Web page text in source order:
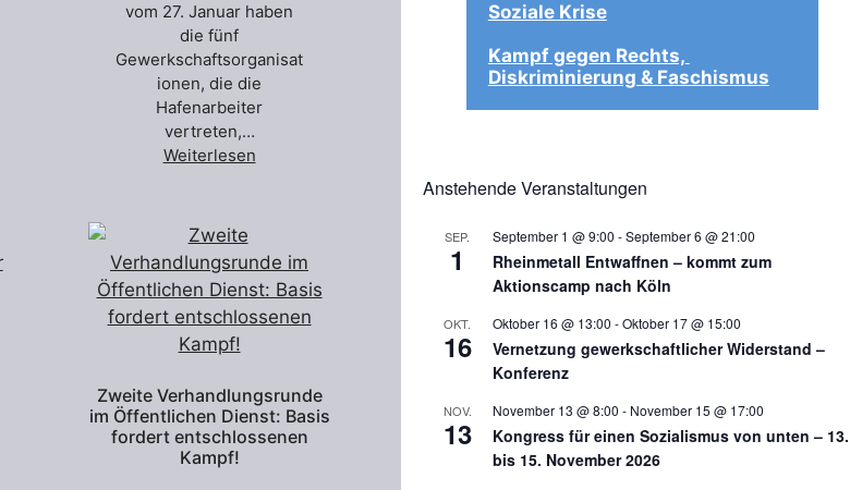
vom 27. Januar haben
die fünf
Gewerkschaftsorganisat
ionen, die die
Hafenarbeiter
vertreten,…
Weiterlesen
Zweite Verhandlungsrunde
im Öffentlichen Dienst: Basis
fordert entschlossenen
Kampf!
Soziale Krise
Kampf gegen Rechts,
Diskriminierung & Faschismus
Anstehende Veranstaltungen
SEP.
1
September 1 @ 9:00 -September 6 @ 21:00
Rheinmetall Entwaffnen – kommt zum
Aktionscamp nach Köln
OKT.
16
Oktober 16 @ 13:00 -Oktober 17 @ 15:00
Vernetzung gewerkschaftlicher Widerstand –
Konferenz
NOV.
13
November 13 @ 8:00 - November 15 @ 17:00
Kongress für einen Sozialismus von unten – 13.
bis 15. November 2026